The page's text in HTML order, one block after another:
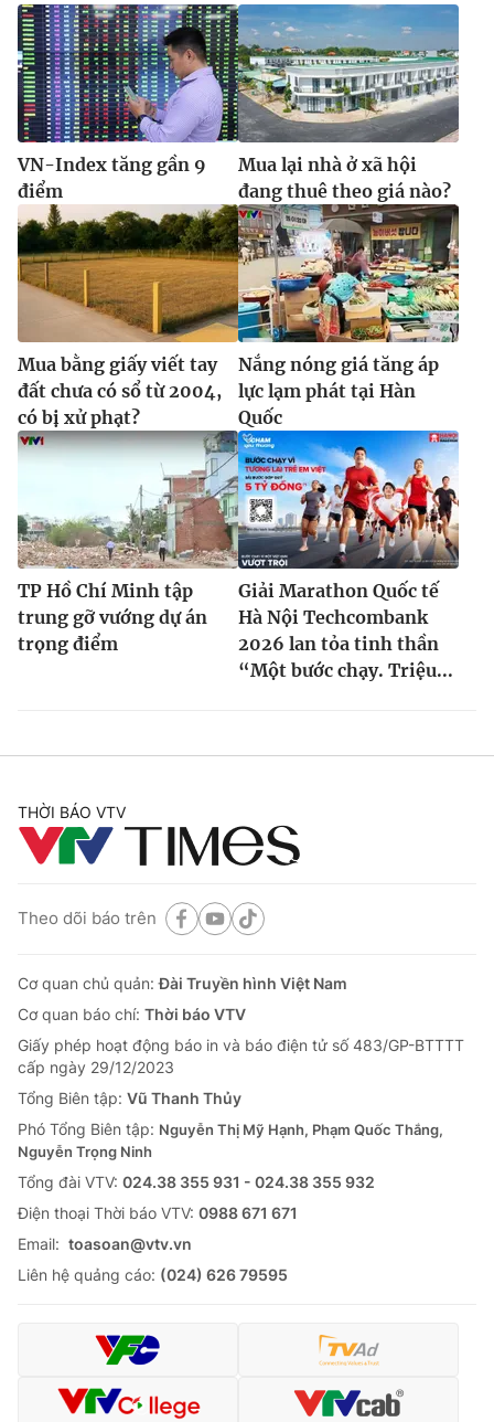
VN-Index tăng gần 9
điểm
Mua lại nhà ở xã hội
đang thuê theo giá nào?
Mua bằng giấy viết tay
đất chưa có sổ từ 2004,
có bị xử phạt?
Nắng nóng giá tăng áp
lực lạm phát tại Hàn
Quốc
TP Hồ Chí Minh tập
trung gỡ vướng dự án
trọng điểm
Giải Marathon Quốc tế
Hà Nội Techcombank
2026 lan tỏa tinh thần
“Một bước chạy. Triệu...
THỜI BÁO VTV
Theo dõi báo trên
Cơ quan chủ quản:Đài Truyền hình Việt Nam
Cơ quan báo chí: Thời báo VTV
Giấy phép hoạt động báo in và báo điện tử số 483/GP-BTTTT
cấp ngày 29/12/2023
Tổng Biên tập: Vũ Thanh Thủy
Phó Tổng Biên tập: Nguyễn Thị Mỹ Hạnh, Phạm Quốc Thắng,
Nguyễn Trọng Ninh
Tổng đài VTV: 024.38 355 931 - 024.38 355 932
Ðiện thoại Thời báo VTV: 0988 671 671
Email: toasoan@vtv.vn
Liên hệ quảng cáo: (024) 626 79595